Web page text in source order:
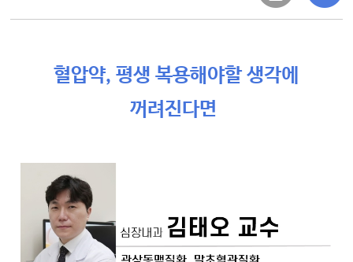
혈압약, 평생 복용해야할 생각에
꺼려진다면